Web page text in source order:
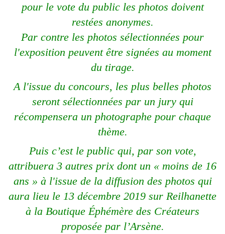
pour le vote du public les photos doivent
restées anonymes.
Par contre les photos sélectionnées pour
l'exposition peuvent être signées au moment
du tirage.
A l'issue du concours, les plus belles photos
seront sélectionnées par un jury qui
récompensera un photographe pour chaque
thème.
Puis c’est le public qui, par son vote,
attribuera 3 autres prix dont un « moins de 16
ans » à l'issue de la diffusion des photos qui
aura lieu le 13 décembre 2019 sur Reilhanette
à la Boutique Éphémère des Créateurs
proposée par l’Arsène.